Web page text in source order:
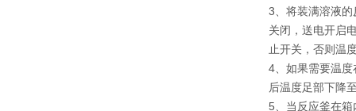
3、将装满溶液
关闭，送电开启
止开关，否则温
4、如果需要温
后温度足部下降
5、当反应釜在